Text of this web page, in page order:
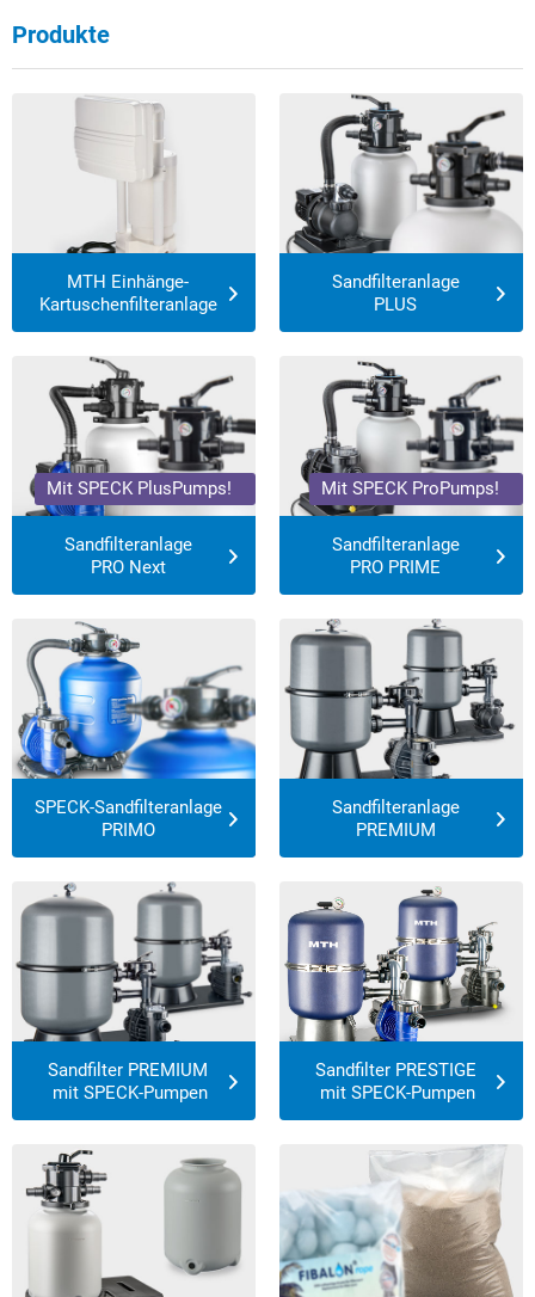
Produkte
Sandfilteranlage
PLUS
MTH Einhänge-
Kartuschenfilteranlage
Sandfilter PREMIUM
mit SPECK-Pumpen
Sandfilter PRESTIGE
mit SPECK-Pumpen
Mit SPECK-Pumpen!
SPECK-Sandfilteranlage
PRIMO
Mit SPECK PlusPumps!
Sandfilteranlage
PRO Next
Mit SPECK ProPumps!
Sandfilteranlage
PRO PRIME
Sandfilteranlage
PREMIUM